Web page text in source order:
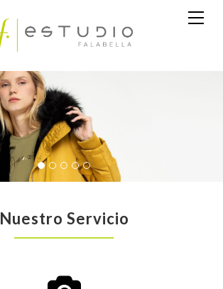
Nuestro Servicio